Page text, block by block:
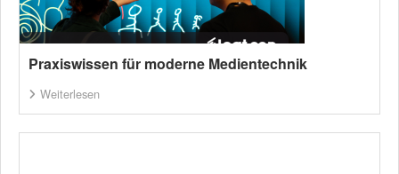
Praxiswissen für moderne Medientechnik
Weiterlesen